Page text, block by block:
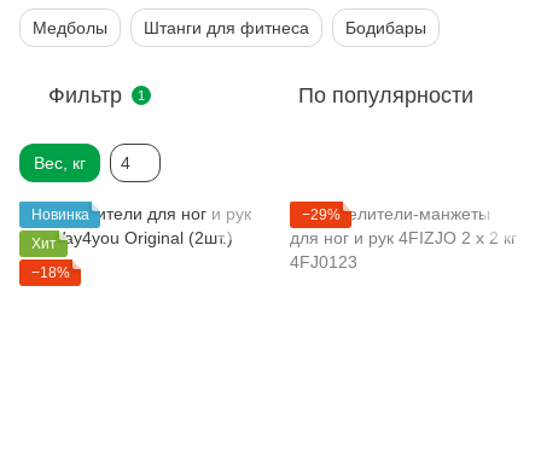
Медболы Штанги для фитнеса Бодибары
Фильтр 1 По популярности
Вес, кг 4
Новинка
Хит
−18%
−29%